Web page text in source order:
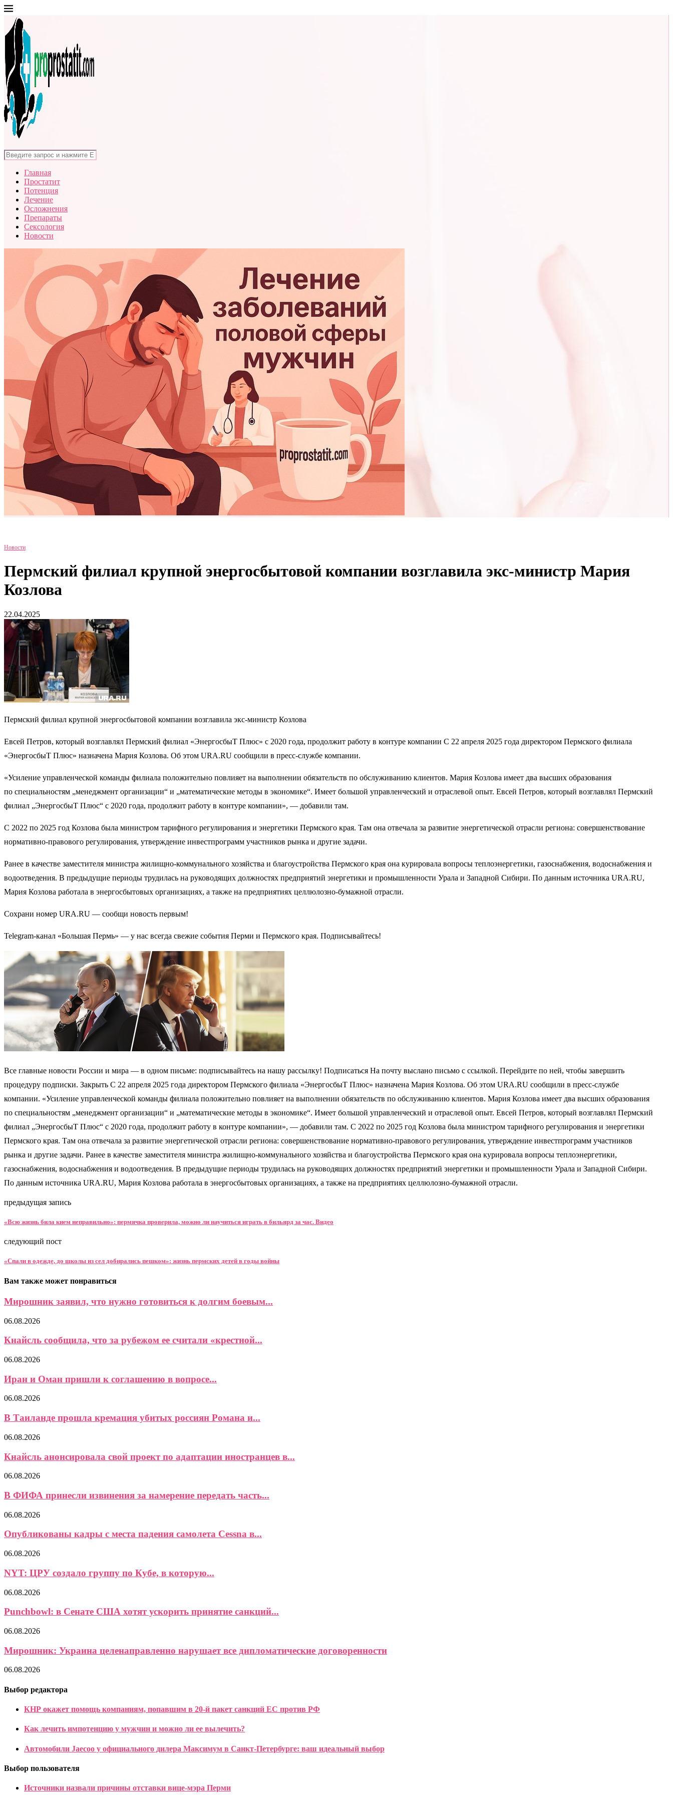
Главная
Простатит
Потенция
Лечение
Осложнения
Препараты
Сексология
Новости
Новости
Пермский филиал крупной энергосбытовой компании возглавила экс-министр Мария
Козлова
22.04.2025
Пермский филиал крупной энергосбытовой компании возглавила экс-министр Козлова
Евсей Петров, который возглавлял Пермский филиал «ЭнергосбыТ Плюс» с 2020 года, продолжит работу в контуре компании С 22 апреля 2025 года директором Пермского филиала
«ЭнергосбыТ Плюс» назначена Мария Козлова. Об этом URA.RU сообщили в пресс-службе компании.
«Усиление управленческой команды филиала положительно повлияет на выполнении обязательств по обслуживанию клиентов. Мария Козлова имеет два высших образования
по специальностям „менеджмент организации“ и „математические методы в экономике“. Имеет большой управленческий и отраслевой опыт. Евсей Петров, который возглавлял Пермский
филиал „ЭнергосбыТ Плюс“ с 2020 года, продолжит работу в контуре компании», — добавили там.
С 2022 по 2025 год Козлова была министром тарифного регулирования и энергетики Пермского края. Там она отвечала за развитие энергетической отрасли региона: совершенствование
нормативно-правового регулирования, утверждение инвестпрограмм участников рынка и другие задачи.
Ранее в качестве заместителя министра жилищно-коммунального хозяйства и благоустройства Пермского края она курировала вопросы теплоэнергетики, газоснабжения, водоснабжения и
водоотведения. В предыдущие периоды трудилась на руководящих должностях предприятий энергетики и промышленности Урала и Западной Сибири. По данным источника URA.RU,
Мария Козлова работала в энергосбытовых организациях, а также на предприятиях целлюлозно-бумажной отрасли.
Сохрани номер URA.RU — сообщи новость первым!
Telegram-канал «Большая Пермь» — у нас всегда свежие события Перми и Пермского края. Подписывайтесь!
Все главные новости России и мира — в одном письме: подписывайтесь на нашу рассылку! Подписаться На почту выслано письмо с ссылкой. Перейдите по ней, чтобы завершить
процедуру подписки. Закрыть С 22 апреля 2025 года директором Пермского филиала «ЭнергосбыТ Плюс» назначена Мария Козлова. Об этом URA.RU сообщили в пресс-службе
компании. «Усиление управленческой команды филиала положительно повлияет на выполнении обязательств по обслуживанию клиентов. Мария Козлова имеет два высших образования
по специальностям „менеджмент организации“ и „математические методы в экономике“. Имеет большой управленческий и отраслевой опыт. Евсей Петров, который возглавлял Пермский
филиал „ЭнергосбыТ Плюс“ с 2020 года, продолжит работу в контуре компании», — добавили там. С 2022 по 2025 год Козлова была министром тарифного регулирования и энергетики
Пермского края. Там она отвечала за развитие энергетической отрасли региона: совершенствование нормативно-правового регулирования, утверждение инвестпрограмм участников
рынка и другие задачи. Ранее в качестве заместителя министра жилищно-коммунального хозяйства и благоустройства Пермского края она курировала вопросы теплоэнергетики,
газоснабжения, водоснабжения и водоотведения. В предыдущие периоды трудилась на руководящих должностях предприятий энергетики и промышленности Урала и Западной Сибири.
По данным источника URA.RU, Мария Козлова работала в энергосбытовых организациях, а также на предприятиях целлюлозно-бумажной отрасли.
предыдущая запись
«Всю жизнь била кием неправильно»: пермячка проверила, можно ли научиться играть в бильярд за час. Видео
следующий пост
«Спали в одежде, до школы из сел добирались пешком»: жизнь пермских детей в годы войны
Вам также может понравиться
Мирошник заявил, что нужно готовиться к долгим боевым...
06.08.2026
Кнайсль сообщила, что за рубежом ее считали «крестной...
06.08.2026
Иран и Оман пришли к соглашению в вопросе...
06.08.2026
В Таиланде прошла кремация убитых россиян Романа и...
06.08.2026
Кнайсль анонсировала свой проект по адаптации иностранцев в...
06.08.2026
В ФИФА принесли извинения за намерение передать часть...
06.08.2026
Опубликованы кадры с места падения самолета Cessna в...
06.08.2026
NYT: ЦРУ создало группу по Кубе, в которую...
06.08.2026
Punchbowl: в Сенате США хотят ускорить принятие санкций...
06.08.2026
Мирошник: Украина целенаправленно нарушает все дипломатические договоренности
06.08.2026
Выбор редактора
КНР окажет помощь компаниям, попавшим в 20-й пакет санкций ЕС против РФ
Как лечить импотенцию у мужчин и можно ли ее вылечить?
Автомобили Jaecoo у официального дилера Максимум в Санкт-Петербурге: ваш идеальный выбор
Выбор пользователя
Источники назвали причины отставки вице-мэра Перми